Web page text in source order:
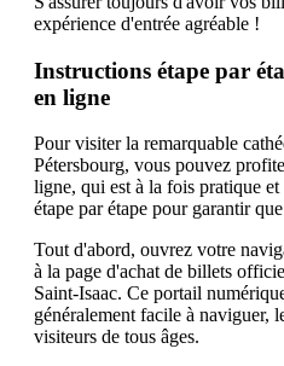
expérience d'entrée agréable !
Instructions étape par
en ligne
Pour visiter la remarquable
Pétersbourg, vous pouvez
ligne, qui est à la fois pratique
étape par étape pour garantir
Tout d'abord, ouvrez votre
à la page d'achat de billets
Saint-Isaac. Ce portail
généralement facile à naviguer,
visiteurs de tous âges.